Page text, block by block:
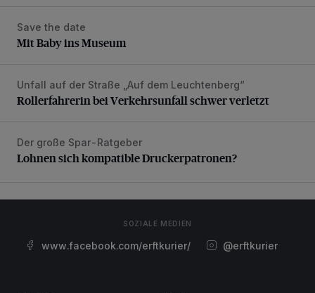
Mit Baby ins Museum
Save the date
Mit Baby ins Museum
Rollerfahrerin bei Verkehrsunfall schwer verletzt
Unfall auf der Straße „Auf dem Leuchtenberg“
Rollerfahrerin bei Verkehrsunfall schwer verletzt
Lohnen sich kompatible Druckerpatronen?
Der große Spar-Ratgeber
Lohnen sich kompatible Druckerpatronen?
SOZIALE MEDIEN
www.facebook.com/erftkurier/ @erftkurier